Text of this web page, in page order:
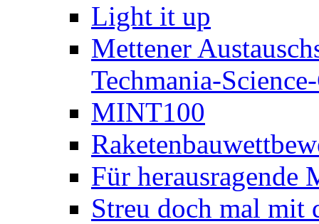
Light it up
Mettener
Techmania-
MINT100
Für herausragende
Streu doch mal mit